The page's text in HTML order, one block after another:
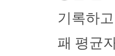
기록하
패 평균